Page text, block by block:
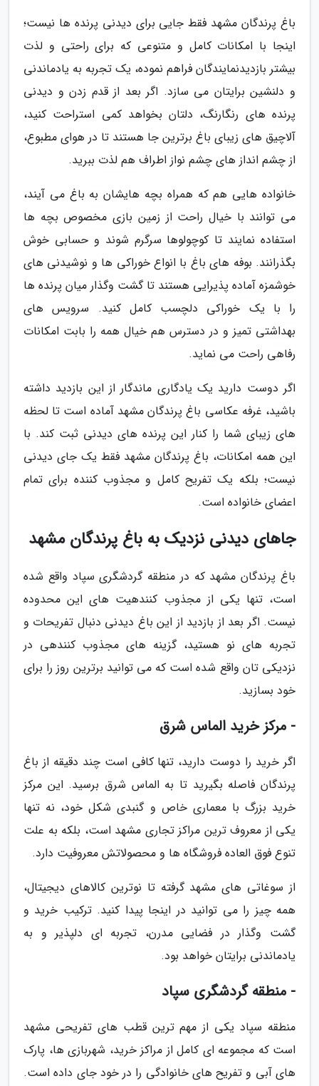
باغ پرندگان مشهد فقط جایی برای دیدنی پرنده ها نیست؛
اینجا با امکانات کامل و متنوعی که برای راحتی و لذت
بیشتر بازدیدنمایندگان فراهم نموده، یک تجربه به یادماندنی
و دلنشین برایتان می سازد. اگر بعد از قدم زدن و دیدنی
پرنده های رنگارنگ، دلتان بخواهد کمی استراحت کنید،
آلاچیق های زیبای باغ برترین جا هستند تا در هوای مطبوع،
از چشم انداز های چشم نواز اطراف هم لذت ببرید.
خانواده هایی هم که همراه بچه هایشان به باغ می آیند،
می توانند با خیال راحت از زمین بازی مخصوص بچه ها
استفاده نمایند تا کوچولوها سرگرم شوند و حسابی خوش
بگذرانند. بوفه های باغ با انواع خوراکی ها و نوشیدنی های
خوشمزه آماده پذیرایی هستند تا گشت وگذار میان پرنده ها
را با یک خوراکی دلچسب کامل کنید. سرویس های
بهداشتی تمیز و در دسترس هم خیال همه را بابت امکانات
رفاهی راحت می نماید.
اگر دوست دارید یک یادگاری ماندگار از این بازدید داشته
باشید، غرفه عکاسی باغ پرندگان مشهد آماده است تا لحظه
های زیبای شما را کنار این پرنده های دیدنی ثبت کند. با
این همه امکانات، باغ پرندگان مشهد فقط یک جای دیدنی
نیست؛ بلکه یک تفریح کامل و مجذوب کننده برای تمام
اعضای خانواده است.
جاهای دیدنی نزدیک به باغ پرندگان مشهد
باغ پرندگان مشهد که در منطقه گردشگری سپاد واقع شده
است، تنها یکی از مجذوب کنندهیت های این محدوده
نیست. اگر بعد از بازدید از این باغ دیدنی دنبال تفریحات و
تجربه های نو هستید، گزینه های مجذوب کنندهی در
نزدیکی تان واقع شده است که می توانید برترین روز را برای
خود بسازید.
- مرکز خرید الماس شرق
اگر خرید را دوست دارید، تنها کافی است چند دقیقه از باغ
پرندگان فاصله بگیرید تا به الماس شرق برسید. این مرکز
خرید بزرگ با معماری خاص و گنبدی شکل خود، نه تنها
یکی از معروف ترین مراکز تجاری مشهد است، بلکه به علت
تنوع فوق العاده فروشگاه ها و محصولاتش معروفیت دارد.
از سوغاتی های مشهد گرفته تا نوترین کالاهای دیجیتال،
همه چیز را می توانید در اینجا پیدا کنید. ترکیب خرید و
گشت وگذار در فضایی مدرن، تجربه ای دلپذیر و به
یادماندنی برایتان خواهد بود.
- منطقه گردشگری سپاد
منطقه سپاد یکی از مهم ترین قطب های تفریحی مشهد
است که مجموعه ای کامل از مراکز خرید، شهربازی ها، پارک
های آبی و تفریح های خانوادگی را در خود جای داده است.